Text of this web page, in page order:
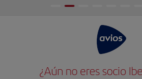
¿Aún no eres socio